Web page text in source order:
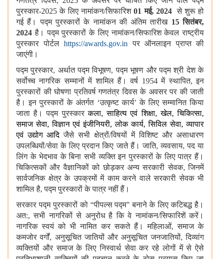
पुरस्‍कार-2025 के लिए नामांकन/सिफारिश01 मई, 2024से शुरू हो
गई हैं। पद्म पुरस्‍कारों के नामांकन की अंतिम तारीख 15 सितंबर,
2024 है। पद्म पुरस्‍कारों के लिए नामांकन/सिफारिश केवल राष्‍ट्रीय
पुरस्‍कार पोर्टल https://awards.gov.in पर ऑनलाइन प्राप्‍त की
जाएंगी।
पद्म पुरस्‍कार, अर्थात पद्म विभूषण, पद्म भूषण और पद्म श्री देश के
सर्वोच्‍च नागरिक सम्‍मानों में शामिल हैं। वर्ष 1954 में स्‍थापित, इन
पुरस्‍कारों की घोषणा प्रतिवर्ष गणतंत्र दिवस के अवसर पर की जाती
है। इन पुरस्‍कारों के अंतर्गत ‘उत्‍कृष्‍ट कार्य’ के लिए सम्‍मानित किया
जाता है। पद्म पुरस्‍कारकला, साहित्य एवं शिक्षा, खेल, चिकित्सा,
समाज सेवा, विज्ञान एवं इंजीनियरी, लोक कार्य, सिविल सेवा, व्यापार
एवं उद्योग आदि जैसे सभी क्षेत्रों/विषयों में विशिष्‍ट और असाधारण
उपलब्धियों/सेवा के लिए प्रदान किए जाते हैं। जाति, व्यवसाय, पद या
लिंग के भेदभाव के बिना सभी व्यक्ति इन पुरस्कारों के लिए पात्र हैं।
चिकित्‍सकों और वैज्ञानिकों को छोड़कर अन्‍य सरकारी सेवक, जिनमें
सार्वजनिक क्षेत्र के उपक्रमों में काम करने वाले सरकारी सेवक भी
शामिल है, पद्म पुरस्‍कारों के पात्र नहीं हैं।
सरकार पद्म पुरस्‍कारों को “पीपल्स पद्म” बनाने के लिए कटिबद्ध है।
अत:, सभी नागरिकों से अनुरोध है कि वे नामांकन/सिफारिशें करें।
नागरिक स्‍वयं को भी नामित कर सकते हैं। महिलाओं, समाज के
कमजोर वर्गों, अनुसूचित जातियों और अनुसूचित जनजातियों, दिव्यांग
व्यक्तियों और समाज के लिए निस्वार्थ सेवा कर रहे लोगों में से ऐसे